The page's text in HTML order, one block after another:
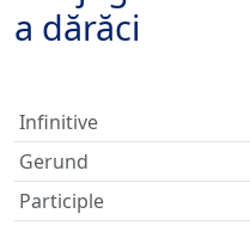
a dărăci
Infinitive
Gerund
Participle